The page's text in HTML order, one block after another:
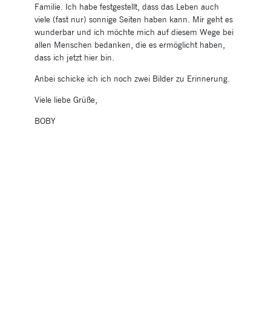
Familie. Ich habe festgestellt, dass das Leben auch
viele (fast nur) sonnige Seiten haben kann. Mir geht es
wunderbar und ich möchte mich auf diesem Wege bei
allen Menschen bedanken, die es ermöglicht haben,
dass ich jetzt hier bin.
Anbei schicke ich ich noch zwei Bilder zu Erinnerung.
Viele liebe Grüße,
BOBY